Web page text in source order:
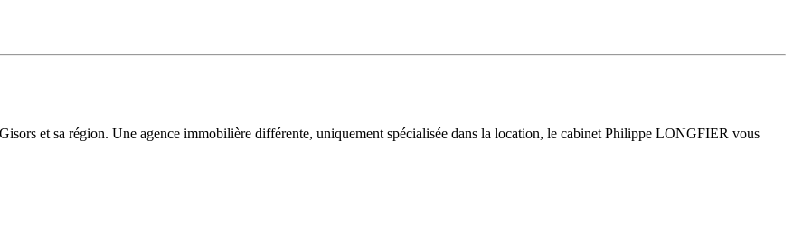
et sa région. Une agence immobilière différente, uniquement spécialisée dans la location, le cabinet Philippe LONGFIER vous